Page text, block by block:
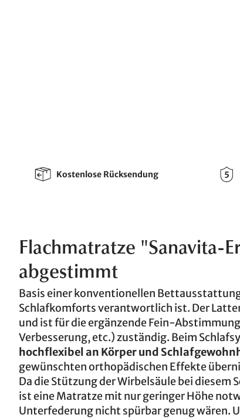
Kostenlose Rücksendung
Flachmatratze "Sanavita-
abgestimmt
Basis einer konventionellen
Schlafkomforts verantwortlich ist. Der
und ist für die ergänzende Fein-
Verbesserung, etc.) zuständig. Beim
hochflexibel an Körper und
gewünschten orthopädischen Effekte
Da die Stützung der Wirbelsäule bei
ist eine Matratze mit nur geringer Höhe
Unterfederung nicht spürbar genug wären.